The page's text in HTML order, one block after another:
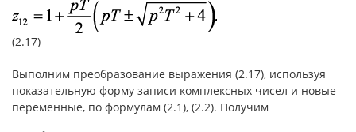
(2.17)
Выполним преобразование выражения (2.17), используя
показательную форму записи комплексных чисел и новые
переменные, по формулам (2.1), (2.2). Получим